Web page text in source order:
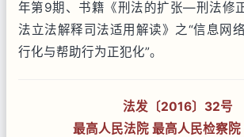
年第9期、书籍《刑法的扩张—刑法修
法立法解释司法适用解读》之“信息网
行化与帮助行为正犯化”。
法发〔2016〕32号
最高人民法院 最高人民检察院